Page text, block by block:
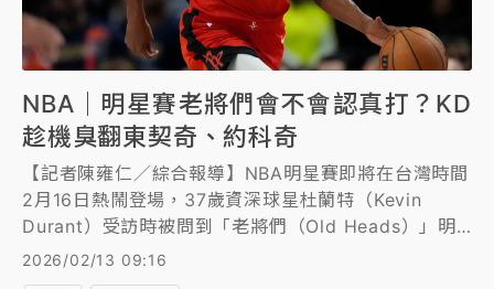
NBA｜明星賽老將們會不會認真打？KD
趁機臭翻東契奇、約科奇
【記者陳雍仁／綜合報導】NBA明星賽即將在台灣時間
2月16日熱鬧登場，37歲資深球星杜蘭特（Kevin
Durant）受訪時被問到「老將們（Old Heads）」明
星賽會不會認真打？結果杜蘭特趁機臭了東契奇
（Luka Doncic）、約科奇（Nikola Jokic）一番。
2026/02/13 09:16